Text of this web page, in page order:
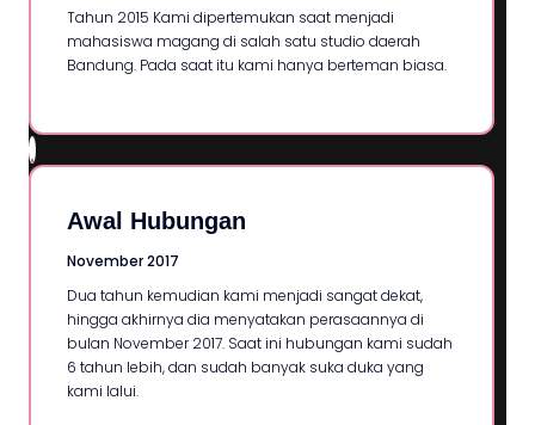
Tahun 2015 Kami dipertemukan saat menjadi
mahasiswa magang di salah satu studio daerah
Bandung. Pada saat itu kami hanya berteman biasa.
Awal Hubungan
November 2017
Dua tahun kemudian kami menjadi sangat dekat,
hingga akhirnya dia menyatakan perasaannya di
bulan November 2017. Saat ini hubungan kami sudah
6 tahun lebih, dan sudah banyak suka duka yang
kami lalui.